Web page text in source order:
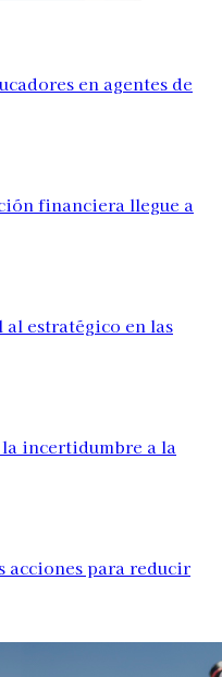
en agentes de
financiera llegue a
estratégico en las
incertidumbre a la
acciones para reducir